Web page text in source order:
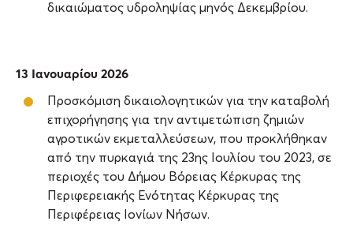
δικαιώματος υδροληψίας μηνός Δεκεμβρίου.
13 Ιανουαρίου 2026
Προσκόμιση δικαιολογητικών για την καταβολή
επιχορήγησης για την αντιμετώπιση ζημιών
αγροτικών εκμεταλλεύσεων, που προκλήθηκαν
από την πυρκαγιά της 23ης Ιουλίου του 2023, σε
περιοχές του Δήμου Βόρειας Κέρκυρας της
Περιφερειακής Ενότητας Κέρκυρας της
Περιφέρειας Ιονίων Νήσων.